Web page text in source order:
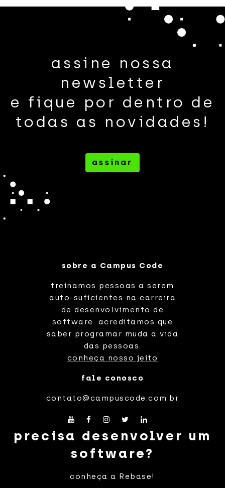
assine nossa
newsletter
e fique por dentro de
todas as novidades!
assinar
sobre a Campus Code
treinamos pessoas a serem
auto-suficientes na carreira
de desenvolvimento de
software. acreditamos que
saber programar muda a vida
das pessoas.
conheça nosso jeito
fale conosco
contato@campuscode.com.br
precisa desenvolver um
software?
conheça a Rebase!